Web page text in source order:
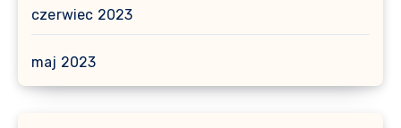
czerwiec 2023
maj 2023